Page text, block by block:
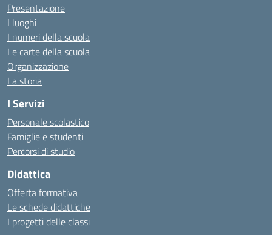
Presentazione
I luoghi
I numeri della scuola
Le carte della scuola
Organizzazione
La storia
I Servizi
Personale scolastico
Famiglie e studenti
Percorsi di studio
Didattica
Offerta formativa
Le schede didattiche
I progetti delle classi